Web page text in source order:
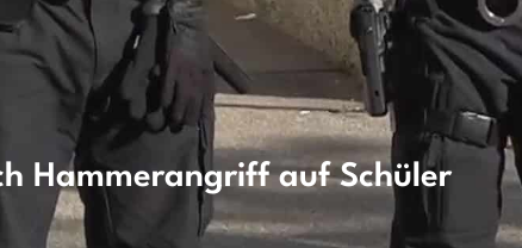
Hammerangriff auf Schüler